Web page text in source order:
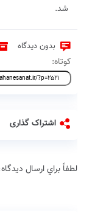
شد.
بدون دیدگاه
کوتاه:
اشتراک گذاری
لطفاً براي ارسال